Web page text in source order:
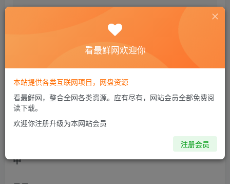
19.9
免费
此内容为付费阅读，请付费后查看
谭梦云 2024-2025 高二数学 秋季班 寒假班 春季班 更新
中
看最鲜网欢迎你
本站提供各类互联网项目，网盘资源
看最鲜网，整合全网各类资源。应有尽有，网站会员全部免费阅
读下载。
欢迎你注册升级为本网站会员
注册会员